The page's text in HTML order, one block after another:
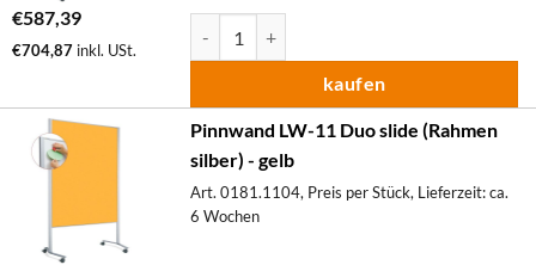
€587,39
€704,87 inkl. USt.
kaufen
Pinnwand LW-11 Duo slide (Rahmen
silber) - gelb
Art. 0181.1104, Preis per Stück, Lieferzeit: ca.
6 Wochen